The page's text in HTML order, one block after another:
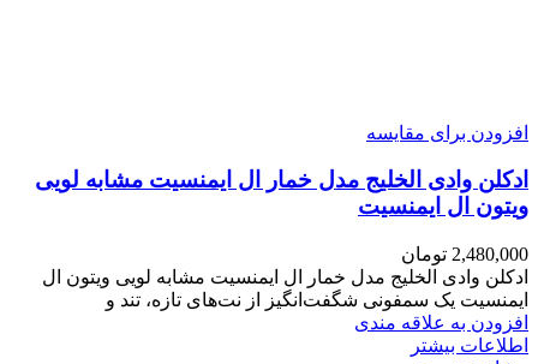
افزودن برای مقایسه
ادکلن وادی الخلیج مدل خمار ال ایمنسیت مشابه لویی
ویتون ال ایمنسیت
2,480,000 تومان
ادکلن وادی الخلیج مدل خمار ال ایمنسیت مشابه لویی ویتون ال
ایمنسیت یک سمفونی شگفت‌انگیز از نت‌های تازه، تند و
افزودن به علاقه مندی
اطلاعات بیشتر